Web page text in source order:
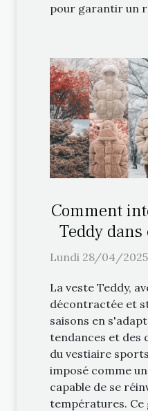
pour garantir un
Comment
Teddy
Lundi 28/04/2025
La veste Teddy,
décontractée et
saisons en
tendances et des
du vestiaire
imposé comme
capable de se
températures. Ce